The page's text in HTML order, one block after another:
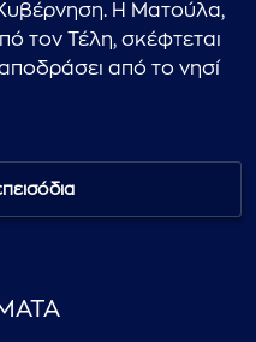
Η Ματούλα,
τον Τέλη, σκέφτεται
από το νησί